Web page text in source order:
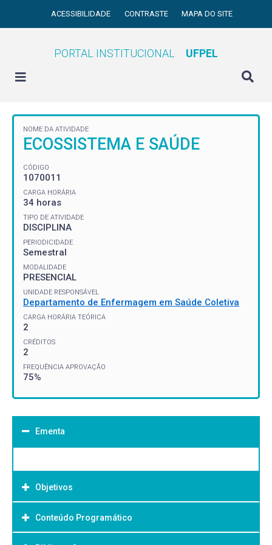
ACESSIBILIDADE CONTRASTE MAPA DO SITE
PORTAL INSTITUCIONAL UFPEL
NOME DA ATIVIDADE
ECOSSISTEMA E SAÚDE
CÓDIGO
1070011
CARGA HORÁRIA
34 horas
TIPO DE ATIVIDADE
DISCIPLINA
PERIODICIDADE
Semestral
MODALIDADE
PRESENCIAL
UNIDADE RESPONSÁVEL
Departamento de Enfermagem em Saúde Coletiva
CARGA HORÁRIA TEÓRICA
2
CRÉDITOS
2
FREQUÊNCIA APROVAÇÃO
75%
Ementa
Objetivos
Objetivo Geral:
Conteúdo Programático